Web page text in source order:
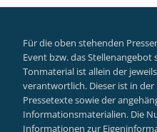
Für die oben stehenden
Event bzw. das Stellenangebot
Tonmaterial ist allein der
verantwortlich. Dieser ist in der
Pressetexte sowie der
Informationsmaterialien. Die
Informationen zur